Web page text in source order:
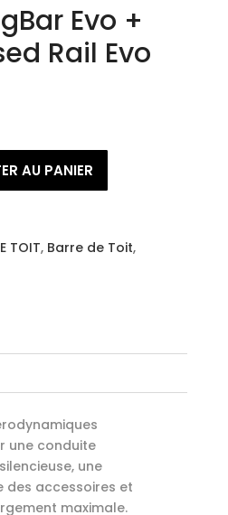
Evo +
Rail Evo
AU PANIER
TOIT, Barre de Toit,
une conduite
une
des accessoires et
maximale.